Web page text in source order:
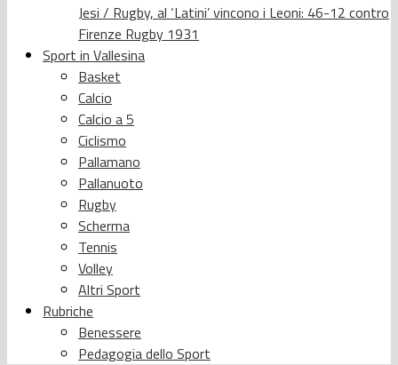
Jesi / Rugby, al ‘Latini’ vincono i Leoni: 46-12 contro
Firenze Rugby 1931
Sport in Vallesina
Basket
Calcio
Calcio a 5
Ciclismo
Pallamano
Pallanuoto
Rugby
Scherma
Tennis
Volley
Altri Sport
Rubriche
Benessere
Pedagogia dello Sport